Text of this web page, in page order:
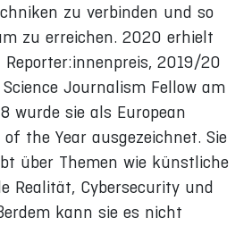
zu verbinden und so
zu erreichen. 2020 erhielt
Reporter:innenpreis, 2019/20
Journalism Fellow am
wurde sie als European
the Year ausgezeichnet. Sie
über Themen wie künstliche
Realität, Cybersecurity und
kann sie es nicht